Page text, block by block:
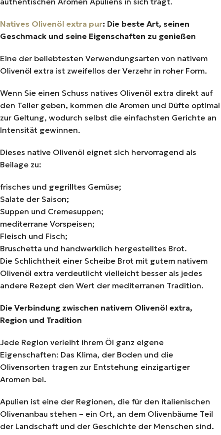
Natives Olivenöl extra pur: Die beste Art, seinen
Geschmack und seine Eigenschaften zu genießen
Eine der beliebtesten Verwendungsarten von nativem
Olivenöl extra ist zweifellos der Verzehr in roher Form.
Wenn Sie einen Schuss natives Olivenöl extra direkt auf
den Teller geben, kommen die Aromen und Düfte optimal
zur Geltung, wodurch selbst die einfachsten Gerichte an
Intensität gewinnen.
Dieses native Olivenöl eignet sich hervorragend als
Beilage zu:
frisches und gegrilltes Gemüse;
Salate der Saison;
Suppen und Cremesuppen;
mediterrane Vorspeisen;
Fleisch und Fisch;
Bruschetta und handwerklich hergestelltes Brot.
Die Schlichtheit einer Scheibe Brot mit gutem nativem
Olivenöl extra verdeutlicht vielleicht besser als jedes
andere Rezept den Wert der mediterranen Tradition.
Die Verbindung zwischen nativem Olivenöl extra,
Region und Tradition
Jede Region verleiht ihrem Öl ganz eigene
Eigenschaften: Das Klima, der Boden und die
Olivensorten tragen zur Entstehung einzigartiger
Aromen bei.
Apulien ist eine der Regionen, die für den italienischen
Olivenanbau stehen – ein Ort, an dem Olivenbäume Teil
der Landschaft und der Geschichte der Menschen sind.